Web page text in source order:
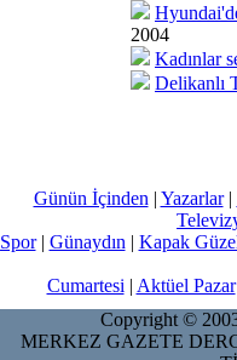
2004
Kadınlar
Delikanlı
Günün İçinden | Yazarlar|
Spor| Günaydın | Kapak
Cumartesi | Aktüel Pazar
Copyright ©
MERKEZ GAZETE